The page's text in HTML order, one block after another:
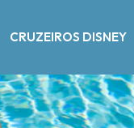
CRUZEIROS DISNEY